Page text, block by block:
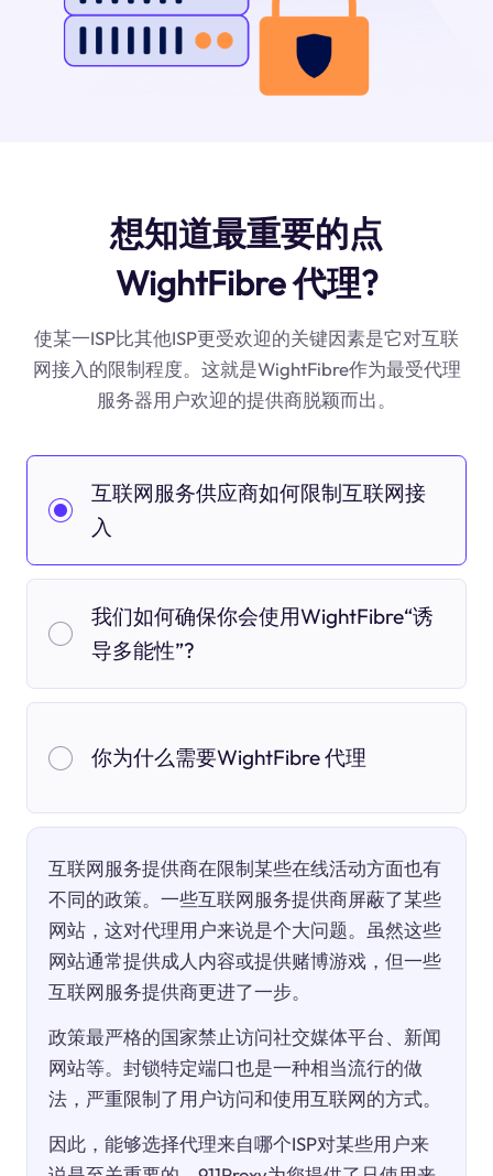
想知道最重要的点
WightFibre 代理?
使某一ISP比其他ISP更受欢迎的关键因素是它对互联
网接入的限制程度。这就是WightFibre作为最受代理
服务器用户欢迎的提供商脱颖而出。
互联网服务供应商如何限制互联网接
入
我们如何确保你会使用WightFibre“诱
导多能性”?
你为什么需要WightFibre 代理
互联网服务提供商在限制某些在线活动方面也有
不同的政策。一些互联网服务提供商屏蔽了某些
网站，这对代理用户来说是个大问题。虽然这些
网站通常提供成人内容或提供赌博游戏，但一些
互联网服务提供商更进了一步。
政策最严格的国家禁止访问社交媒体平台、新闻
网站等。封锁特定端口也是一种相当流行的做
法，严重限制了用户访问和使用互联网的方式。
因此，能够选择代理来自哪个ISP对某些用户来